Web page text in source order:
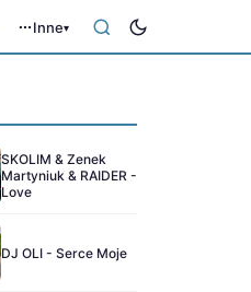
Inne▾
SKOLIM & Zenek
Martyniuk & RAIDER -
Love
DJ OLI - Serce Moje